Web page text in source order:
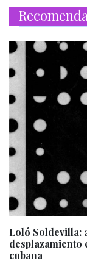
Loló Soldevilla:
cubana